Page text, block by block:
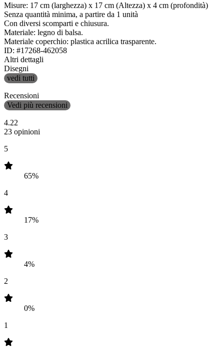
Misure: 17 cm (larghezza) x 17 cm (Altezza) x 4 cm (profondità)
Senza quantità minima, a partire da 1 unità
Con diversi scomparti e chiusura.
Materiale: legno di balsa.
Materiale coperchio: plastica acrilica trasparente.
ID: #17268-462058
Altri dettagli
Disegni
vedi tutti
Recensioni
Vedi più recensioni
4.22
23 opinioni
5
65%
4
17%
3
4%
2
0%
1